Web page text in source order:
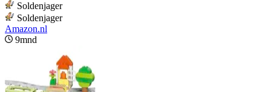
Soldenjager
Soldenjager
Amazon.nl
9mnd